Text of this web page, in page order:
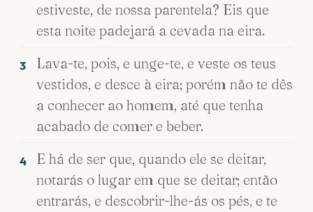
estiveste, de nossa parentela? Eis que
esta noite padejará a cevada na eira.
3
Lava-te, pois, e unge-te, e veste os teus
vestidos, e desce à eira; porém não te dês
a conhecer ao homem, até que tenha
acabado de comer e beber.
4
E há de ser que, quando ele se deitar,
notarás o lugar em que se deitar; então
entrarás, e descobrir-lhe-ás os pés, e te